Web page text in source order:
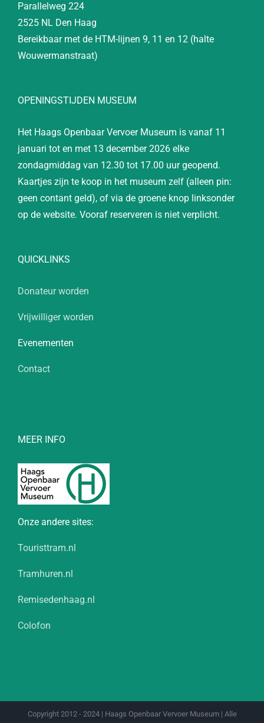
Parallelweg 224
2525 NL Den Haag
Bereikbaar met de HTM-lijnen 9, 11 en 12 (halte
Wouwermanstraat)
OPENINGSTIJDEN MUSEUM
Het Haags Openbaar Vervoer Museum is vanaf 11
januari tot en met 13 december 2026 elke
zondagmiddag van 12.30 tot 17.00 uur geopend.
Kaartjes zijn te koop in het museum zelf (alleen pin:
geen contant geld), of via de groene knop linksonder
op de website. Vooraf reserveren is niet verplicht.
QUICKLINKS
Donateur worden
Vrijwilliger worden
Evenementen
Contact
MEER INFO
Onze andere sites:
Touristtram.nl
Tramhuren.nl
Remisedenhaag.nl
Colofon
Copyright 2012 - 2024 | Haags Openbaar Vervoer Museum | Alle